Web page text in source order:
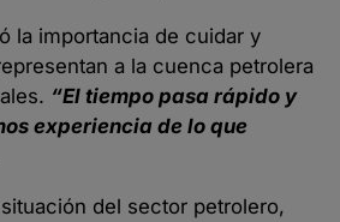
la importancia de cuidar y
a la cuenca petrolera
“El tiempo pasa rápido y
experiencia de lo que
del sector petrolero,